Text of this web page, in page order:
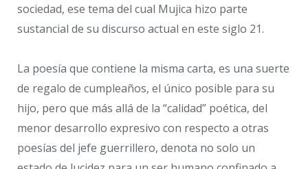
sociedad, ese tema del cual Mujica hizo parte
sustancial de su discurso actual en este siglo 21.
La poesía que contiene la misma carta, es una suerte
de regalo de cumpleaños, el único posible para su
hijo, pero que más allá de la “calidad” poética, del
menor desarrollo expresivo con respecto a otras
poesías del jefe guerrillero, denota no solo un